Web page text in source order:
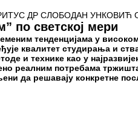
ДР СЛОБОДАН УНКОВИЋ
по светској мери
тенденцијама у
квалитет студирања и
и технике као у
реалним потребама
да решавају конкретне